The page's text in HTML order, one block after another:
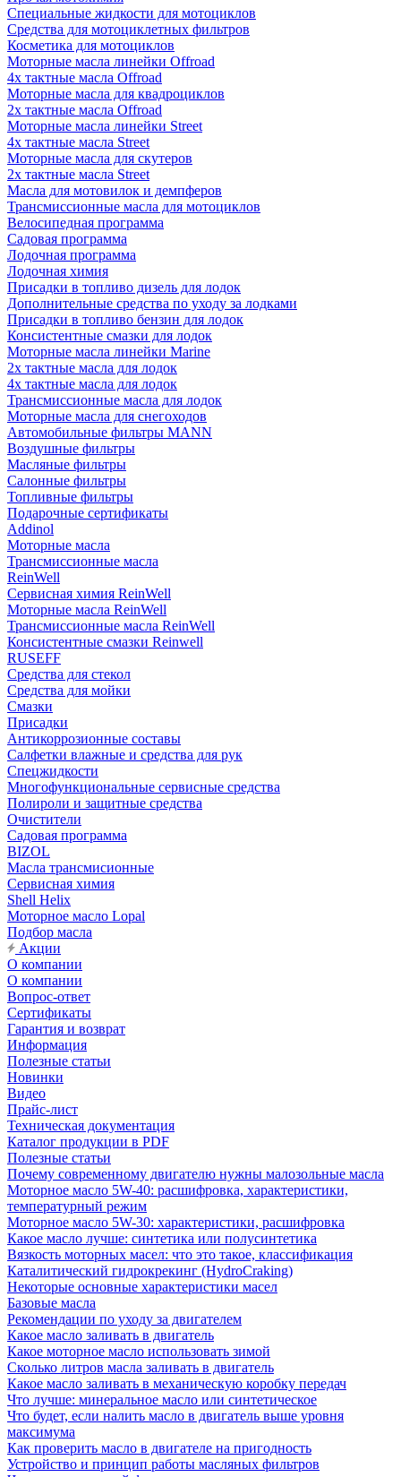
Специальные жидкости для мотоциклов
Средства для мотоциклетных фильтров
Косметика для мотоциклов
Моторные масла линейки Offroad
4х тактные масла Offroad
Моторные масла для квадроциклов
2х тактные масла Offroad
Моторные масла линейки Street
4х тактные масла Street
Моторные масла для скутеров
2х тактные масла Street
Масла для мотовилок и демпферов
Трансмиссионные масла для мотоциклов
Велосипедная программа
Садовая программа
Лодочная программа
Лодочная химия
Присадки в топливо дизель для лодок
Дополнительные средства по уходу за лодками
Присадки в топливо бензин для лодок
Консистентные смазки для лодок
Моторные масла линейки Marine
2х тактные масла для лодок
4х тактные масла для лодок
Трансмиссионные масла для лодок
Моторные масла для снегоходов
Автомобильные фильтры MANN
Воздушные фильтры
Масляные фильтры
Салонные фильтры
Топливные фильтры
Подарочные сертификаты
Addinol
Моторные масла
Трансмиссионные масла
ReinWell
Сервисная химия ReinWell
Моторные масла ReinWell
Трансмиссионные масла ReinWell
Консистентные смазки Reinwell
RUSEFF
Средства для стекол
Средства для мойки
Смазки
Присадки
Антикоррозионные составы
Салфетки влажные и средства для рук
Спецжидкости
Многофункциональные сервисные средства
Полироли и защитные средства
Очистители
Садовая программа
BIZOL
Масла трансмисионные
Сервисная химия
Shell Helix
Моторное масло Lopal
Подбор масла
Акции
О компании
О компании
Вопрос-ответ
Сертификаты
Гарантия и возврат
Информация
Полезные статьи
Новинки
Видео
Прайс-лист
Техническая документация
Каталог продукции в PDF
Полезные статьи
Почему современному двигателю нужны малозольные масла
Моторное масло 5W-40: расшифровка, характеристики,
температурный режим
Моторное масло 5W-30: характеристики, расшифровка
Какое масло лучше: синтетика или полусинтетика
Вязкость моторных масел: что это такое, классификация
Каталитический гидрокрекинг (НydroСraking)
Некоторые основные характеристики масел
Базовые масла
Рекомендации по уходу за двигателем
Какое масло заливать в двигатель
Какое моторное масло использовать зимой
Сколько литров масла заливать в двигатель
Какое масло заливать в механическую коробку передач
Что лучше: минеральное масло или синтетическое
Что будет, если налить масло в двигатель выше уровня
максимума
Как проверить масло в двигателе на пригодность
Устройство и принцип работы масляных фильтров